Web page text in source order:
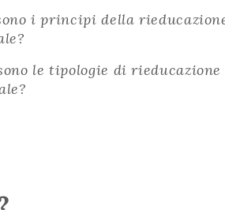
i principi della
le tipologie di rieducazione